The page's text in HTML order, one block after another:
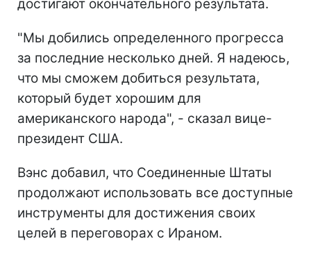
достигают окончательного результата.
"Мы добились определенного прогресса
за последние несколько дней. Я надеюсь,
что мы сможем добиться результата,
который будет хорошим для
американского народа", - сказал вице-
президент США.
Вэнс добавил, что Соединенные Штаты
продолжают использовать все доступные
инструменты для достижения своих
целей в переговорах с Ираном.